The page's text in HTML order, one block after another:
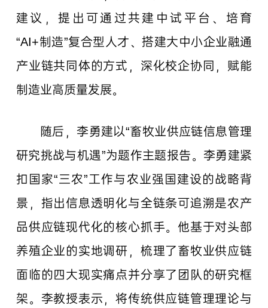
建议，提出可通过共建中试平台、培育
“AI+制造”复合型人才、搭建大中小企业融通
产业链共同体的方式，深化校企协同，赋能
制造业高质量发展。
随后，李勇建以“畜牧业供应链信息管理
研究挑战与机遇”为题作主题报告。李勇建紧
扣国家“三农”工作与农业强国建设的战略背
景，指出信息透明化与全链条可追溯是农产
品供应链现代化的核心抓手。他基于对头部
养殖企业的实地调研，梳理了畜牧业供应链
面临的四大现实痛点并分享了团队的研究框
架。李教授表示，将传统供应链管理理论与